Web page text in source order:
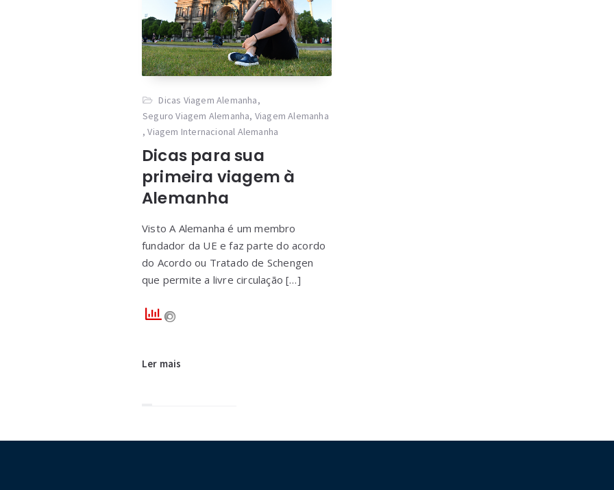
Dicas Viagem Alemanha,
Seguro Viagem Alemanha, Viagem Alemanha
,Viagem Internacional Alemanha
Dicas para sua
primeira viagem à
Alemanha
Visto A Alemanha é um membro
fundador da UE e faz parte do acordo
do Acordo ou Tratado de Schengen
que permite a livre circulação […]
Ler mais